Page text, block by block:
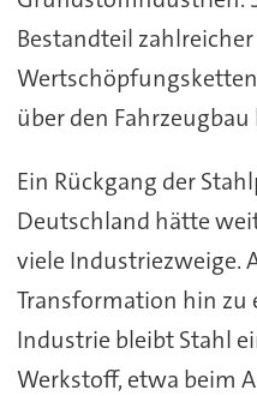
Bestandteil
über den
Ein Rückgang der
Deutschland hätte
viele Industriezweige.
Transformation hin
Industrie bleibt Stahl
Werkstoff, etwa beim